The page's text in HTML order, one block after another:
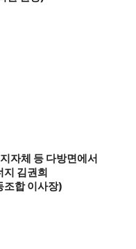
자체 등 다방면에서
지 김권희
조합 이사장)